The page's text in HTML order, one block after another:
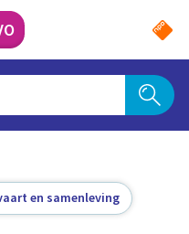
en samenleving